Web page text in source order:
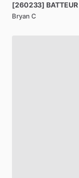
[260233] BATTEUR
Bryan C